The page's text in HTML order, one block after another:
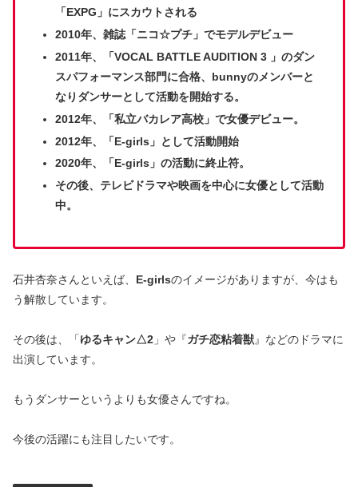
「EXPG」にスカウトされる
2010年、雑誌「ニコ☆プチ」でモデルデビュー
2011年、「VOCAL BATTLE AUDITION 3 」のダン
スパフォーマンス部門に合格、bunnyのメンバーと
なりダンサーとして活動を開始する。
2012年、「私立バカレア高校」で女優デビュー。
2012年、「E-girls」として活動開始
2020年、「E-girls」の活動に終止符。
その後、テレビドラマや映画を中心に女優として活動
中。
石井杏奈さんといえば、 E-girlsのイメージがありますが、今はも
う解散しています。
その後は、「ゆるキャン△2 」や『ガチ恋粘着獣』などのドラマに
出演しています。
もうダンサーというよりも女優さんですね。
今後の活躍にも注目したいです。